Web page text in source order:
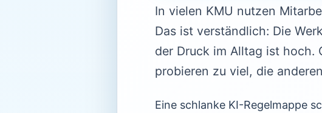
In vielen KMU nutzen
Das ist verständlich: Die
der Druck im Alltag ist hoch.
probieren zu viel, die
Eine schlanke KI-Regelmappe